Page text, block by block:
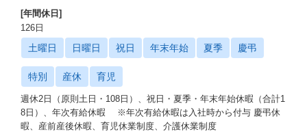
[年間休日]
126日
土曜日 日曜日 祝日 年末年始 夏季 慶弔
特別 産休 育児
週休2日（原則土日・108日）、祝日・夏季・年末年始休暇（合計1
8日）、年次有給休暇 ※年次有給休暇は入社時から付与 慶弔休
暇、産前産後休暇、育児休業制度、介護休業制度